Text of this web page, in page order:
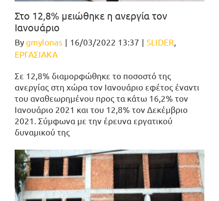
Στο 12,8% μειώθηκε η ανεργία τον
Ιανουάριο
Bygmylonas | 16/03/2022 13:37 | SLIDER,
ΕΡΓΑΣΙΑΚΑ
Σε 12,8% διαμορφώθηκε το ποσοστό της
ανεργίας στη χώρα τον Ιανουάριο εφέτος έναντι
του αναθεωρημένου προς τα κάτω 16,2% τον
Ιανουάριο 2021 και του 12,8% τον Δεκέμβριο
2021. Σύμφωνα με την έρευνα εργατικού
δυναμικού της